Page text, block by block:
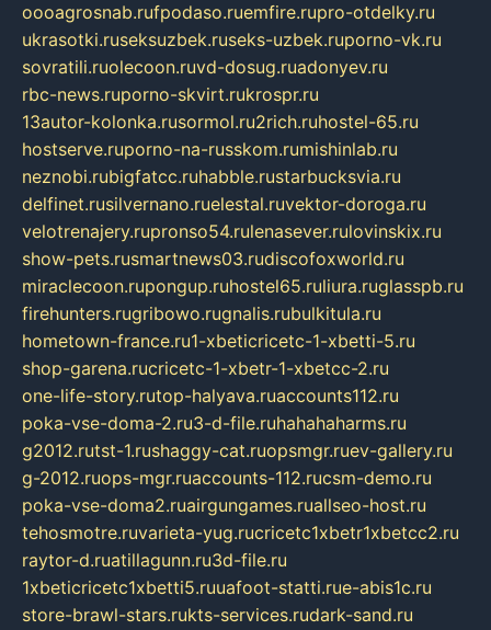
oooagrosnab.rufpodaso.ruemfire.rupro-otdelky.ru
ukrasotki.ruseksuzbek.ruseks-uzbek.ruporno-vk.ru
sovratili.ruolecoon.ruvd-dosug.ruadonyev.ru
rbc-news.ruporno-skvirt.rukrospr.ru
13autor-kolonka.rusormol.ru2rich.ruhostel-65.ru
hostserve.ruporno-na-russkom.rumishinlab.ru
neznobi.rubigfatcc.ruhabble.rustarbucksvia.ru
delfinet.rusilvernano.ruelestal.ruvektor-doroga.ru
velotrenajery.rupronso54.rulenasever.rulovinskix.ru
show-pets.rusmartnews03.rudiscofoxworld.ru
miraclecoon.rupongup.ruhostel65.ruliura.ruglasspb.ru
firehunters.rugribowo.rugnalis.rubulkitula.ru
hometown-france.ru1-xbeticricetc-1-xbetti-5.ru
shop-garena.rucricetc-1-xbetr-1-xbetcc-2.ru
one-life-story.rutop-halyava.ruaccounts112.ru
poka-vse-doma-2.ru3-d-file.ruhahahaharms.ru
g2012.rutst-1.rushaggy-cat.ruopsmgr.ruev-gallery.ru
g-2012.ruops-mgr.ruaccounts-112.rucsm-demo.ru
poka-vse-doma2.ruairgungames.ruallseo-host.ru
tehosmotre.ruvarieta-yug.rucricetc1xbetr1xbetcc2.ru
raytor-d.ruatillagunn.ru3d-file.ru
1xbeticricetc1xbetti5.ruuafoot-statti.rue-abis1c.ru
store-brawl-stars.rukts-services.rudark-sand.ru